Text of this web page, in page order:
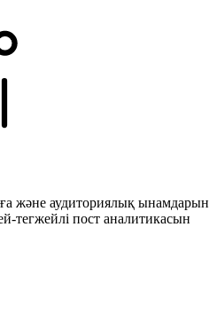
және аудиториялық ынамдарын
тегжейлі пост аналитикасын